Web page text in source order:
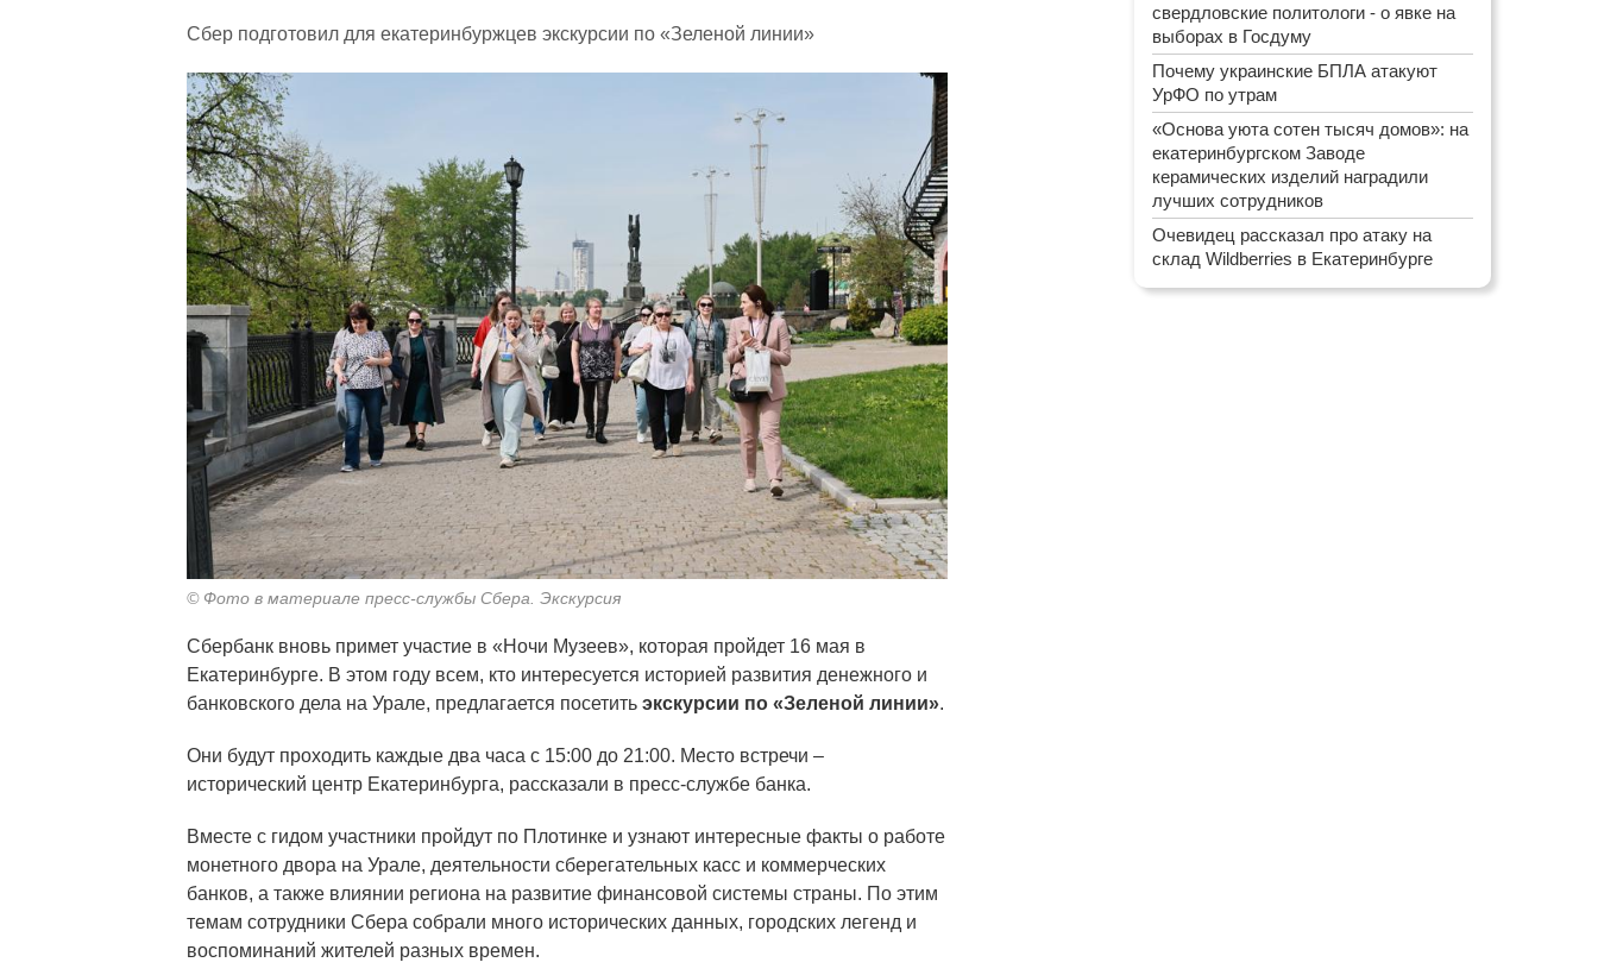
Сбер подготовил для екатеринбуржцев экскурсии по «Зеленой линии»
© Фото в материале пресс-службы Сбера. Экскурсия
Сбербанк вновь примет участие в «Ночи Музеев», которая пройдет 16 мая в
Екатеринбурге. В этом году всем, кто интересуется историей развития денежного и
банковского дела на Урале, предлагается посетить экскурсии по «Зеленой линии».
Они будут проходить каждые два часа с 15:00 до 21:00. Место встречи –
исторический центр Екатеринбурга, рассказали в пресс-службе банка.
Вместе с гидом участники пройдут по Плотинке и узнают интересные факты о работе
монетного двора на Урале, деятельности сберегательных касс и коммерческих
банков, а также влиянии региона на развитие финансовой системы страны. По этим
темам сотрудники Сбера собрали много исторических данных, городских легенд и
воспоминаний жителей разных времен.
свердловские политологи - о явке на
выборах в Госдуму
Почему украинские БПЛА атакуют
УрФО по утрам
«Основа уюта сотен тысяч домов»: на
екатеринбургском Заводе
керамических изделий наградили
лучших сотрудников
Очевидец рассказал про атаку на
склад Wildberries в Екатеринбурге